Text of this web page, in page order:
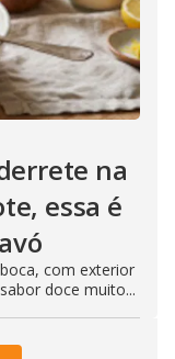
na
essa é
com exterior
doce muito...